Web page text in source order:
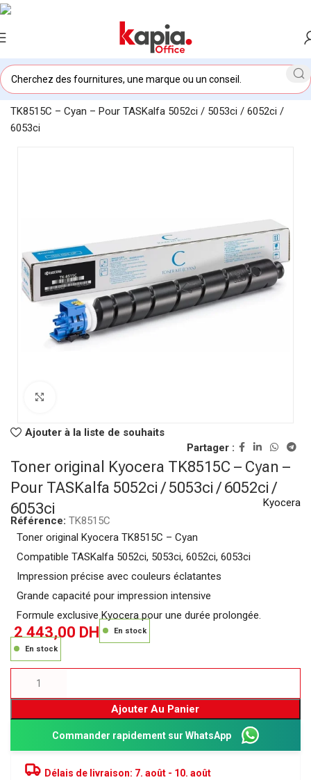
Accueil/KAPIA OFFICE MAROC/Toner original Kyocera
TK8515C – Cyan – Pour TASKalfa 5052ci / 5053ci / 6052ci /
6053ci
Ajouter à la liste de souhaits
Partager :
Toner original Kyocera TK8515C – Cyan –
Pour TASKalfa 5052ci / 5053ci / 6052ci /
6053ci
Référence: TK8515C
Kyocera
Toner original Kyocera TK8515C – Cyan
Compatible TASKalfa 5052ci, 5053ci, 6052ci, 6053ci
Impression précise avec couleurs éclatantes
Grande capacité pour impression intensive
Formule exclusive Kyocera pour une durée prolongée.
2 443,00 DH
En stock
En stock
Ajouter Au Panier
Commander rapidement sur WhatsApp
Délais de livraison: 7. août - 10. août